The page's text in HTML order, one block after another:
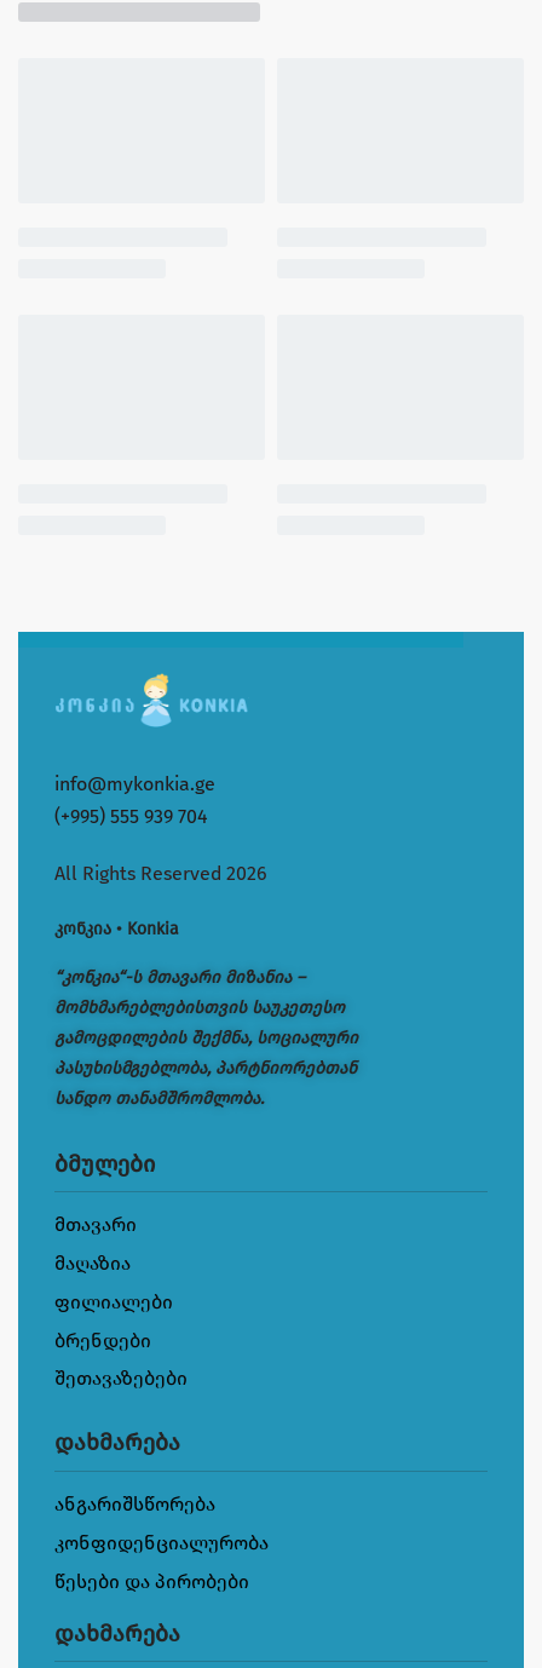
info@mykonkia.ge
(+995) 555 939 704
All Rights Reserved 2026
კონკია • Konkia
“კონკია“-ს მთავარი მიზანია –
მომხმარებლებისთვის საუკეთესო
გამოცდილების შექმნა, სოციალური
პასუხისმგებლობა, პარტნიორებთან
სანდო თანამშრომლობა.
ბმულები
მთავარი
მაღაზია
ფილიალები
ბრენდები
შეთავაზებები
დახმარება
ანგარიშსწორება
კონფიდენციალურობა
წესები და პირობები
დახმარება